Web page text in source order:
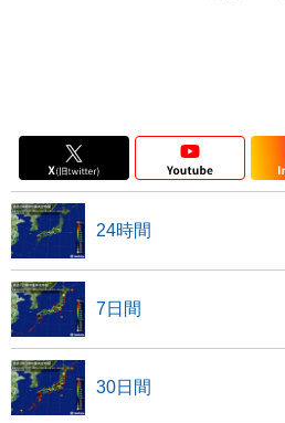
24時間
7日間
30日間